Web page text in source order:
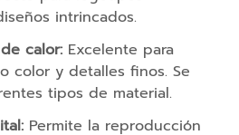
intrincados.
calor: Excelente para
color y detalles finos. Se
tipos de material.
Permite la reproducción